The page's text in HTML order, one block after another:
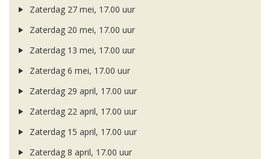
Zaterdag 27 mei, 17.00 uur
Zaterdag 20 mei, 17.00 uur
Zaterdag 13 mei, 17.00 uur
Zaterdag 6 mei, 17.00 uur
Zaterdag 29 april, 17.00 uur
Zaterdag 22 april, 17.00 uur
Zaterdag 15 april, 17.00 uur
Zaterdag 8 april, 17.00 uur